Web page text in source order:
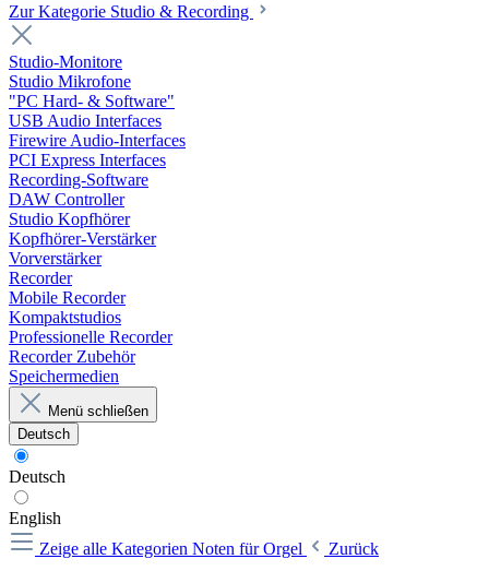
Zur Kategorie Studio & Recording
Studio-Monitore
Studio Mikrofone
"PC Hard- & Software"
USB Audio Interfaces
Firewire Audio-Interfaces
PCI Express Interfaces
Recording-Software
DAW Controller
Studio Kopfhörer
Kopfhörer-Verstärker
Vorverstärker
Recorder
Mobile Recorder
Kompaktstudios
Professionelle Recorder
Recorder Zubehör
Speichermedien
Menü schließen
Deutsch
Deutsch
English
Zeige alle Kategorien Noten für Orgel
Zurück